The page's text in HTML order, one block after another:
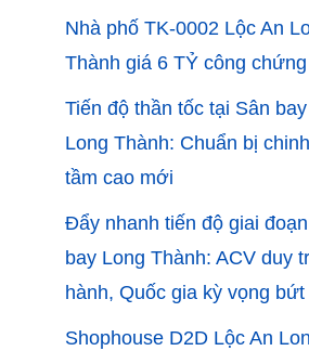
Nhà phố TK-0002 Lộc An
Thành giá 6 TỶ công
Tiến độ thần tốc tại Sân
Long Thành: Chuẩn bị
tầm cao mới
Đẩy nhanh tiến độ giai
bay Long Thành: ACV duy
hành, Quốc gia kỳ vọng bứt
Shophouse D2D Lộc An